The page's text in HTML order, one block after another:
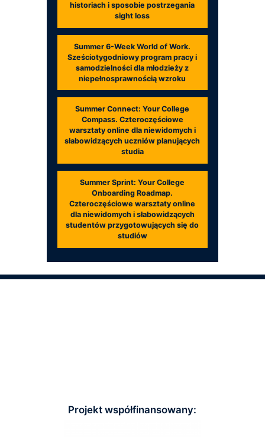
historiach i sposobie postrzegania
sight loss
Summer 6-Week World of Work.
Sześciotygodniowy program pracy i
samodzielności dla młodzieży z
niepełnosprawnością wzroku
Summer Connect: Your College
Compass. Czteroczęściowe
warsztaty online dla niewidomych i
słabowidzących uczniów planujących
studia
Summer Sprint: Your College
Onboarding Roadmap.
Czteroczęściowe warsztaty online
dla niewidomych i słabowidzących
studentów przygotowujących się do
studiów
Projekt współfinansowany: